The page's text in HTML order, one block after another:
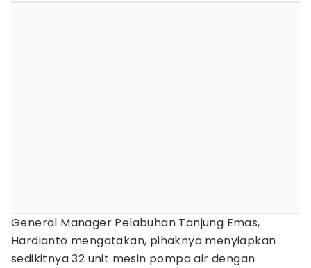
General Manager Pelabuhan Tanjung Emas,
Hardianto mengatakan, pihaknya menyiapkan
sedikitnya 32 unit mesin pompa air dengan